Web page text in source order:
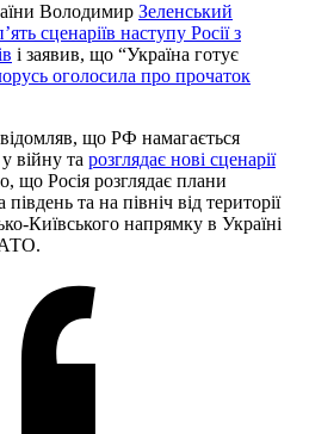
Володимир Зеленський
сценаріїв наступу Росії з
і заявив, що “Україна готує
оголосила про прочаток
що РФ намагається
війну та розглядає нові сценарії
що Росія розглядає плани
та на північ від території
Київського напрямку в Україні